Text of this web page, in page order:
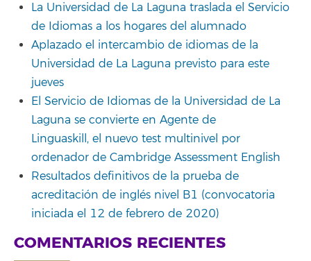
La Universidad de La Laguna traslada el Servicio
de Idiomas a los hogares del alumnado
Aplazado el intercambio de idiomas de la
Universidad de La Laguna previsto para este
jueves
El Servicio de Idiomas de la Universidad de La
Laguna se convierte en Agente de
Linguaskill, el nuevo test multinivel por
ordenador de Cambridge Assessment English
Resultados definitivos de la prueba de
acreditación de inglés nivel B1 (convocatoria
iniciada el 12 de febrero de 2020)
COMENTARIOS RECIENTES